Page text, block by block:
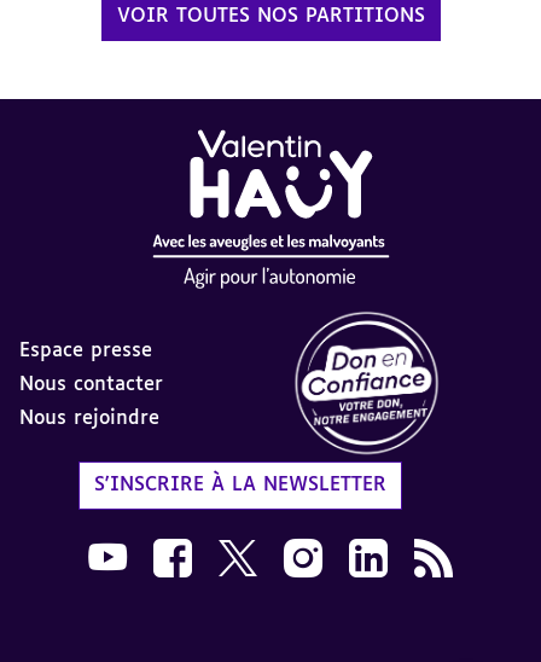
VOIR TOUTES NOS PARTITIONS
Espace presse
Nous contacter
Nous rejoindre
S'INSCRIRE À LA NEWSLETTER
Nous suivre sur Youtube AVH dans une
Nous suivre sur Facebook AVH dans
Nous suivre sur X AVH dans une
Nous suivre sur Instagram
Nous suivre sur
Flux RSS